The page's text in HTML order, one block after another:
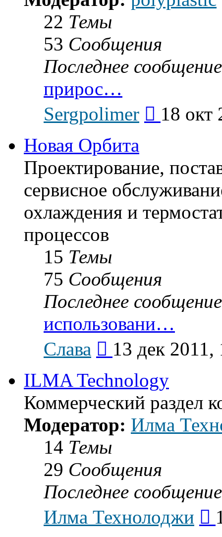
22 Темы
53 Сообщения
Последнее сообщение
прирос…
Sergpolimer
последнему
18 окт
Новая Орбита
Проектирование,
сервисное
охлаждения и
процессов
15 Темы
75 Сообщения
Последнее сообщение
использовани…
Слава
последнему
13 дек 2011,
ILMA Technology
Коммерческий раздел
Модератор: Илма
14 Темы
29 Сообщения
Последнее сообщение
Илма Технолоджи